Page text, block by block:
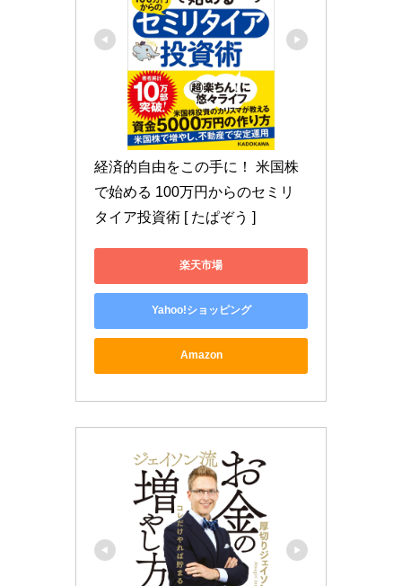
経済的自由をこの手に！ 米国株
で始める 100万円からのセミリ
タイア投資術 [ たぱぞう ]
楽天市場
Yahoo!ショッピング
Amazon